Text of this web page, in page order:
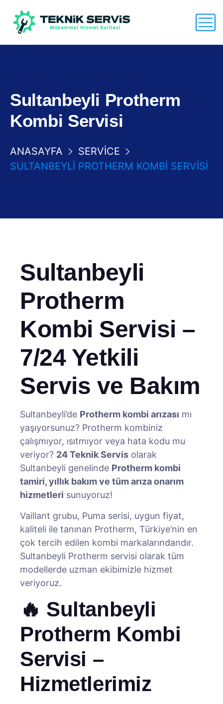
Sultanbeyli Protherm
Kombi Servisi
ANASAYFA
SERVICE
SULTANBEYLI PROTHERM KOMBI SERVISI
Sultanbeyli
Protherm
Kombi Servisi –
7/24 Yetkili
Servis ve Bakım
Sultanbeyli’de Protherm kombi arızası mı
yaşıyorsunuz? Protherm kombiniz
çalışmıyor, ısıtmıyor veya hata kodu mu
veriyor? 24 Teknik Servis olarak
Sultanbeyli genelinde Protherm kombi
tamiri, yıllık bakım ve tüm arıza onarım
hizmetleri sunuyoruz!
Vaillant grubu, Puma serisi, uygun fiyat,
kaliteli ile tanınan Protherm, Türkiye’nin en
çok tercih edilen kombi markalarındandır.
Sultanbeyli Protherm servisi olarak tüm
modellerde uzman ekibimizle hizmet
veriyoruz.
🔥 Sultanbeyli
Protherm Kombi
Servisi –
Hizmetlerimiz